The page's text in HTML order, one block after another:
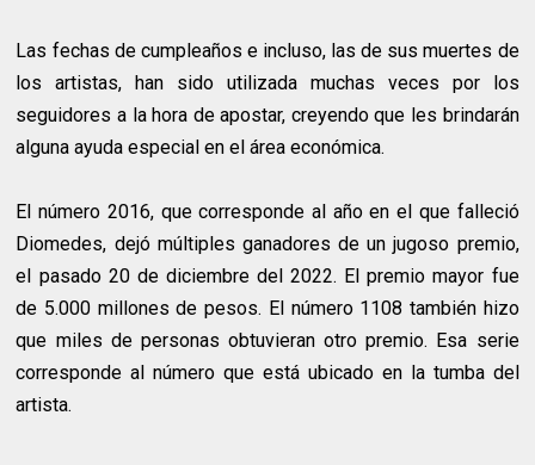
Las fechas de cumpleaños e incluso, las de sus muertes de
los artistas, han sido utilizada muchas veces por los
seguidores a la hora de apostar, creyendo que les brindarán
alguna ayuda especial en el área económica.
El número 2016, que corresponde al año en el que falleció
Diomedes, dejó múltiples ganadores de un jugoso premio,
el pasado 20 de diciembre del 2022. El premio mayor fue
de 5.000 millones de pesos. El número 1108 también hizo
que miles de personas obtuvieran otro premio. Esa serie
corresponde al número que está ubicado en la tumba del
artista.